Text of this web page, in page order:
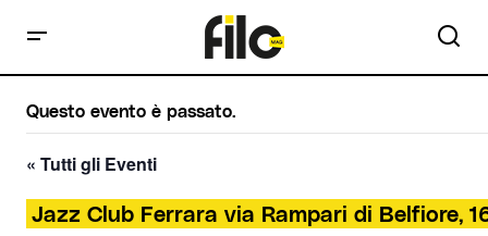
Questo evento è passato.
« Tutti gli Eventi
Jazz Club Ferrara via Rampari di Belfiore,